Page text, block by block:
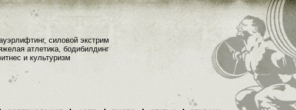
силовой экстрим
атлетика, бодибилдинг
и культуризм